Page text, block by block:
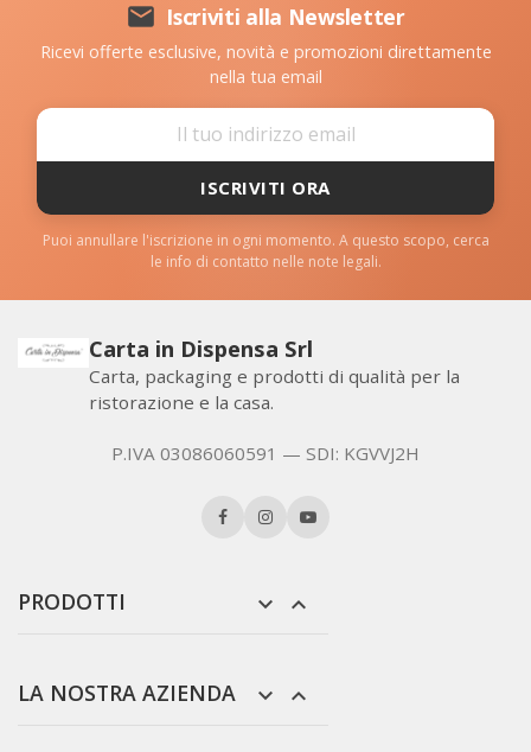
 Iscriviti alla Newsletter
Ricevi offerte esclusive, novità e promozioni direttamente
nella tua email
ISCRIVITI ORA
Puoi annullare l'iscrizione in ogni momento. A questo scopo, cerca
le info di contatto nelle note legali.
Carta in Dispensa Srl
Carta, packaging e prodotti di qualità per la
ristorazione e la casa.
P.IVA 03086060591 — SDI: KGVVJ2H
PRODOTTI  
LA NOSTRA AZIENDA  